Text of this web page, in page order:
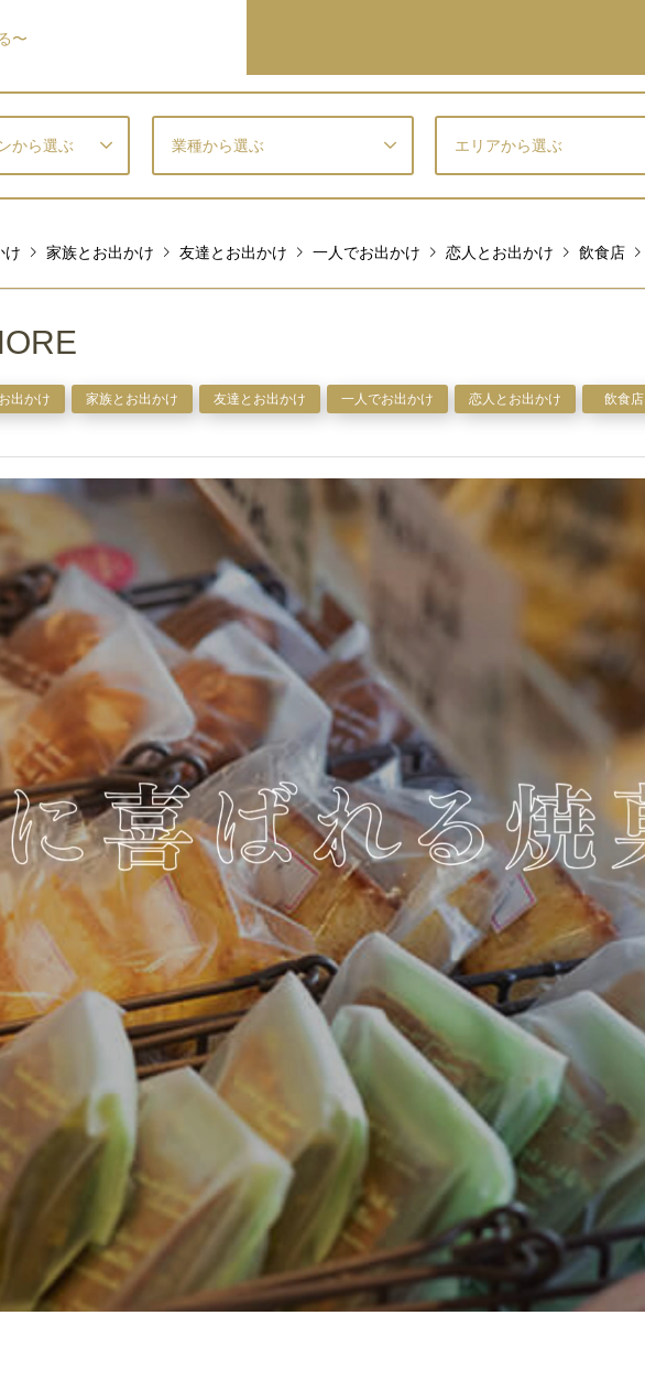
〜
から選ぶ 業種から選ぶ エリアから選ぶ
け 家族とお出かけ 友達とお出かけ 一人でお出かけ 恋人とお出かけ 飲食店
出かけ 家族とお出かけ 友達とお出かけ 一人でお出かけ 恋人とお出かけ 飲食店